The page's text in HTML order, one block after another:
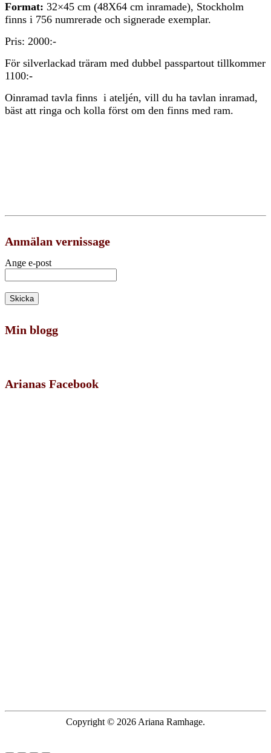
Format: 32×45 cm (48X64 cm inramade), Stockholm
finns i 756 numrerade och signerade exemplar.
Pris: 2000:-
För silverlackad träram med dubbel passpartout tillkommer
1100:-
Oinramad tavla finns i ateljén, vill du ha tavlan inramad,
bäst att ringa och kolla först om den finns med ram.
Anmälan vernissage
Ange e-post
Min blogg
Arianas Facebook
Copyright © 2026 Ariana Ramhage.